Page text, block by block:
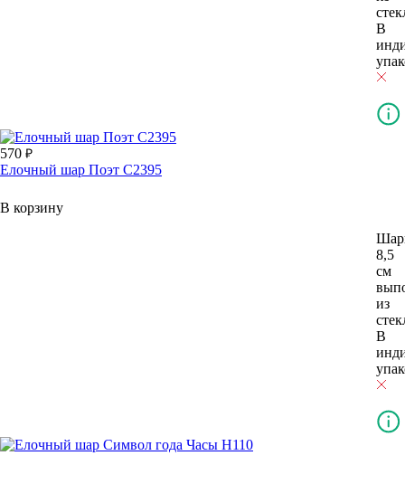
В
570
Елочный шар Поэт С2395
В корзину
8,5
см
из
В